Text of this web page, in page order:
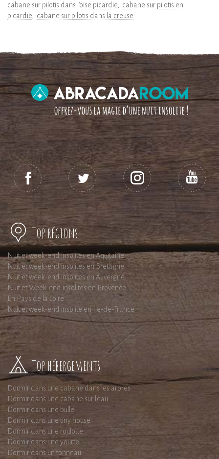
cabane sur pilotis dans l'oise picardie
cabane sur pilotis en
picardie
cabane sur pilotis dans la creuse
Top régions
Nuit et week-end insolites en Aquitaine
Nuit et week-end insolites en Bretagne
Nuit et week-end insolites en Auvergne
Nuit et Week-end insolites en Provence
En Pays de la Loire
Nuit et week-end insolite en Ile-de-France
Top hébergements
Dormir dans une cabane dans les arbres
Dormir dans une cabane sur l'eau
Dormir dans une bulle
Dormir dans une tiny house
Dormir dans une roulotte
Dormir dans une yourte
Dormir dans un tonneau